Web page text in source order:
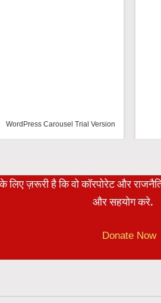
Trial Version
लिए ज़रूरी है कि वो कॉरपोरेट और
और सहयोग करे.
Donate Now